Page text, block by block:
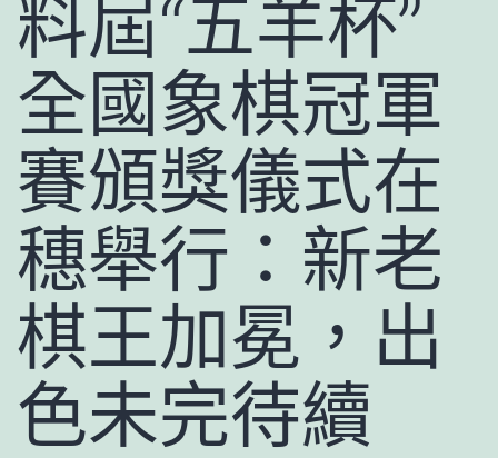
料屆“五羊杯”
全國象棋冠軍
賽頒獎儀式在
穗舉行：新老
棋王加冕，出
色未完待續